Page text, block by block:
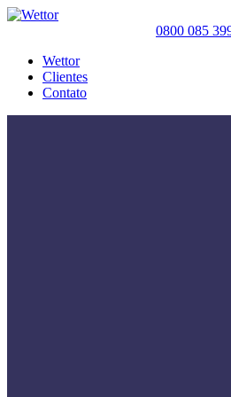
0800 085
Wettor
Clientes
Contato